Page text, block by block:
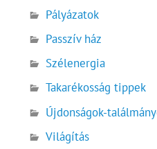
Pályázatok
Passzív ház
Szélenergia
Takarékosság tippek
Újdonságok-
Világítás